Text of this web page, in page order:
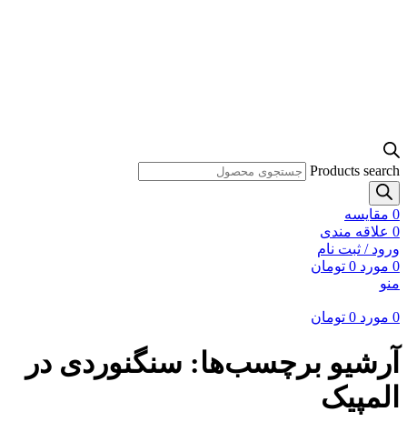
Products search
0 مقايسه
0 علاقه مندی
ورود / ثبت نام
0 مورد 0 تومان
منو
0 مورد 0 تومان
آرشیو برچسب‌ها: سنگنوردی در
المپیک